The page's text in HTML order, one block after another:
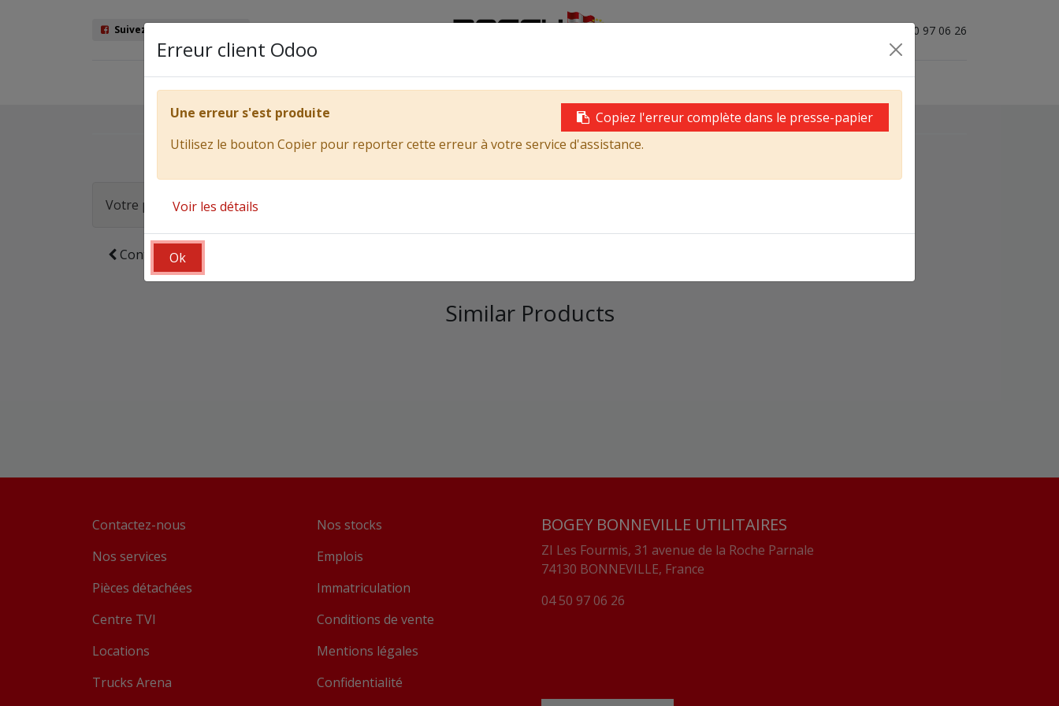
Suivez nous sur Facebook 04 50 97 06 26
Véhicules Marques Services Contactez-nous Assistance 0
Vérifier la commande
Votre panier est vide !
Continuervos achats
Similar Products
Contactez-nous
Nos services
Pièces détachées
Centre TVI
Locations
Trucks Arena
Nos stocks
Emplois
Immatriculation​
Conditions de vente​
Mentions légales
Confidentialité
BOGEY BONNEVILLE UTILITAIRES
ZI Les Fourmis, 31 avenue de la Roche Parnale
74130 BONNEVILLE, France
04 50 97 06 26
Erreur client Odoo
Ok
Copiez l'erreur complète dans le presse-papier
Une erreur s'est produite
Utilisez le bouton Copier pour reporter cette erreur à votre service d'assistance.
Voir les détails